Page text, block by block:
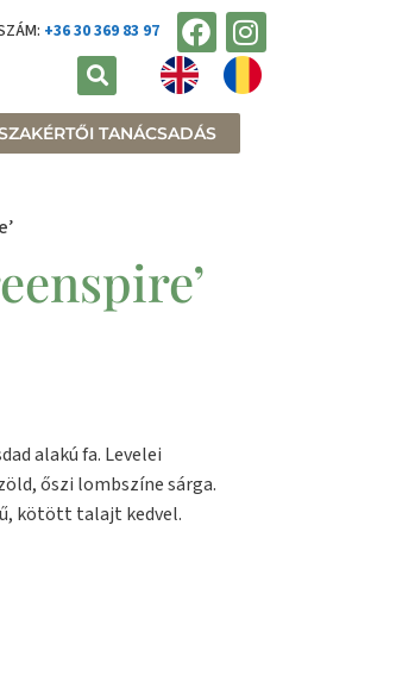
+36 30 369 83 97
TANÁCSADÁS
alakú fa. Levelei
őszi lombszíne sárga.
kötött talajt kedvel.